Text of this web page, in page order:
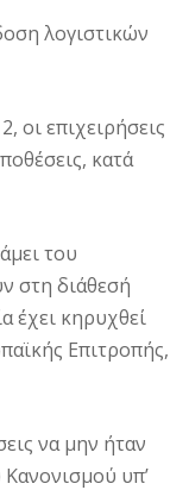
λογιστικών
οι επιχειρήσεις
κατά
του
στη διάθεσή
έχει κηρυχθεί
Επιτροπής,
να μην ήταν
υπ’